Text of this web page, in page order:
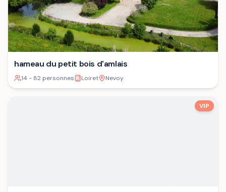
hameau du petit bois d'amlais
14 - 82 personnes Loiret Nevoy
VIP